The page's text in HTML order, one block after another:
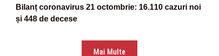
Bilanț coronavirus 21 octombrie: 16.110 cazuri noi
și 448 de decese
Mai Multe